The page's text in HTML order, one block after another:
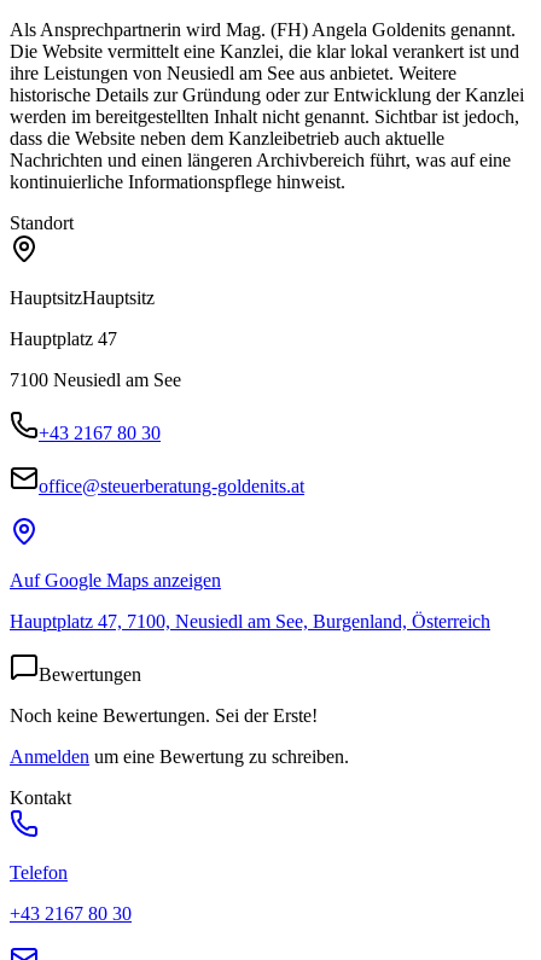
Als Ansprechpartnerin wird Mag. (FH) Angela Goldenits genannt.
Die Website vermittelt eine Kanzlei, die klar lokal verankert ist und
ihre Leistungen von Neusiedl am See aus anbietet. Weitere
historische Details zur Gründung oder zur Entwicklung der Kanzlei
werden im bereitgestellten Inhalt nicht genannt. Sichtbar ist jedoch,
dass die Website neben dem Kanzleibetrieb auch aktuelle
Nachrichten und einen längeren Archivbereich führt, was auf eine
kontinuierliche Informationspflege hinweist.
Standort
HauptsitzHauptsitz
Hauptplatz 47
7100 Neusiedl am See
+43 2167 80 30
office@steuerberatung-goldenits.at
Auf Google Maps anzeigen
Hauptplatz 47, 7100, Neusiedl am See, Burgenland, Österreich
Bewertungen
Noch keine Bewertungen. Sei der Erste!
Anmelden um eine Bewertung zu schreiben.
Kontakt
Telefon
+43 2167 80 30